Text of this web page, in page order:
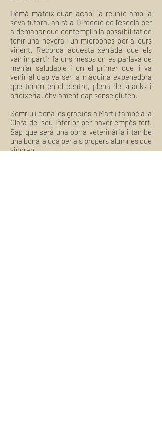
Demà mateix quan acabi la reunió amb la
seva tutora, anirà a Direcció de l'escola per
a demanar que contemplin la possibilitat de
tenir una nevera i un microones per al curs
vinent. Recorda aquesta xerrada que els
van impartir fa uns mesos on es parlava de
menjar saludable i on el primer que li va
venir al cap va ser la màquina expenedora
que tenen en el centre, plena de snacks i
brioixeria, òbviament cap sense gluten.
Somriu i dona les gràcies a Mart i també a la
Clara del seu interior per haver empès fort.
Sap que serà una bona veterinària i també
una bona ajuda per als propers alumnes que
vindran.